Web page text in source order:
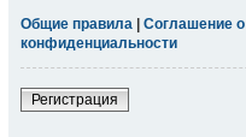
Общие правила | Соглашение о
конфиденциальности
Регистрация